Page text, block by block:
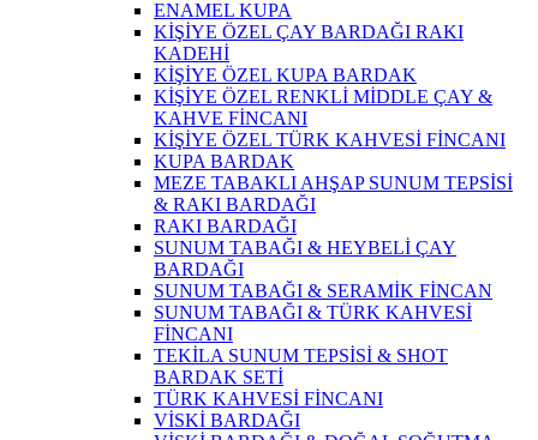
ENAMEL KUPA
KİŞİYE ÖZEL ÇAY BARDAĞI RAKI
KADEHİ
KİŞİYE ÖZEL KUPA BARDAK
KİŞİYE ÖZEL RENKLİ MİDDLE ÇAY &
KAHVE FİNCANI
KİŞİYE ÖZEL TÜRK KAHVESİ FİNCANI
KUPA BARDAK
MEZE TABAKLI AHŞAP SUNUM TEPSİSİ
& RAKI BARDAĞI
RAKI BARDAĞI
SUNUM TABAĞI & HEYBELİ ÇAY
BARDAĞI
SUNUM TABAĞI & SERAMİK FİNCAN
SUNUM TABAĞI & TÜRK KAHVESİ
FİNCANI
TEKİLA SUNUM TEPSİSİ & SHOT
BARDAK SETİ
TÜRK KAHVESİ FİNCANI
VİSKİ BARDAĞI